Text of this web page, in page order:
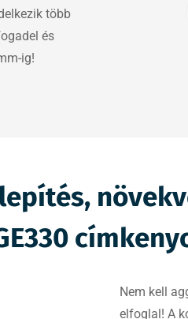
több
és
ig!
Nem kell
elfoglal! A